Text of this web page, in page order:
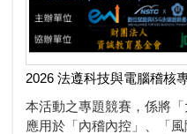
2026 法遵科技與電腦稽核
本活動之專題競賽，係將「
應用於「內稽內控」、「